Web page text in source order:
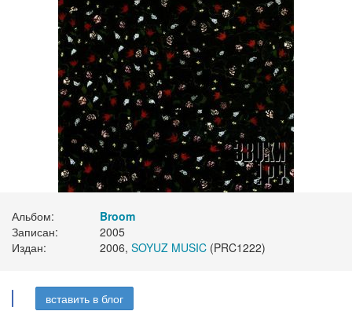
Альбом:
Broom
Записан:
2005
Издан:
2006, SOYUZ MUSIC (PRC1222)
вставить в блог